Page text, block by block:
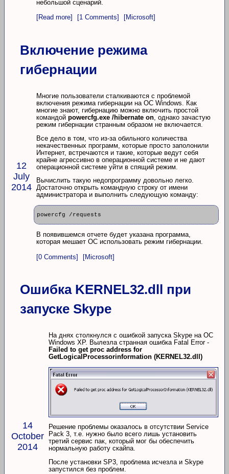
небольшой сценарий.
[Read more]
[1 Comments] [Microsoft]
Включение режима
гибернации
12
July
2014
Многие пользователи сталкиваются с проблемой
включения режима гибернации на ОС Windows. Как
многие знают, гибернацию можно включить простой
командой powercfg.exe /hibernate on , однако зачастую
режим гибернации странным образом не включается.
Все дело в том, что из-за обильного количества
некачественных программ, которые просто заполонили
Интернет, встречаются и такие, которые ведут себя
крайне агрессивно в операционной системе и не дают
операционной системе уйти в спящий режим.
Вычислить такую недопрограмму довольно легко.
Достаточно открыть командную строку от имени
администратора и выполнить следующую команду:
powercfg /requests
В появившемся отчете будет указана программа,
которая мешает ОС использовать режим гибернации.
[0 Comments]
[Microsoft]
Ошибка KERNEL32.dll при
запуске Skype
14
October
2014
На днях столкнулся с ошибкой запуска Skype на ОС
Windows XP. Вылезла странная ошибка Fatal Error -
Failed to get proc address for
GetLogicalProcessorinformation (KERNEL32.dll)
Решение проблемы оказалось в отсутствии Service
Pack 3, т.е. нужно было всего лишь установить
третий сервис пак, который мог бы обеспечить
нормальную работу скайпа.
После установки SP3, проблема исчезла и Skype
запустился без проблем.